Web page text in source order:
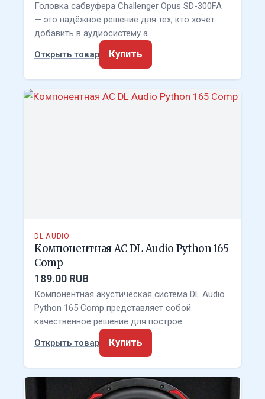
Головка сабвуфера Challenger Opus SD-300FA
— это надёжное решение для тех, кто хочет
добавить в аудиосистему а…
Открыть товар
Купить
DL AUDIO
Компонентная АС DL Audio Python 165
Comp
189.00 RUB
Компонентная акустическая система DL Audio
Python 165 Comp представляет собой
качественное решение для построе…
Открыть товар
Купить